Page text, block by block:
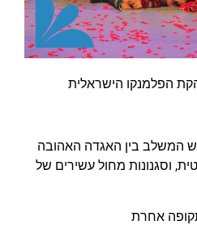
הפלמנקו הישראלית
המשלב בין האגדה האהובה
וסגנונות מחול עשירים של
אחרת